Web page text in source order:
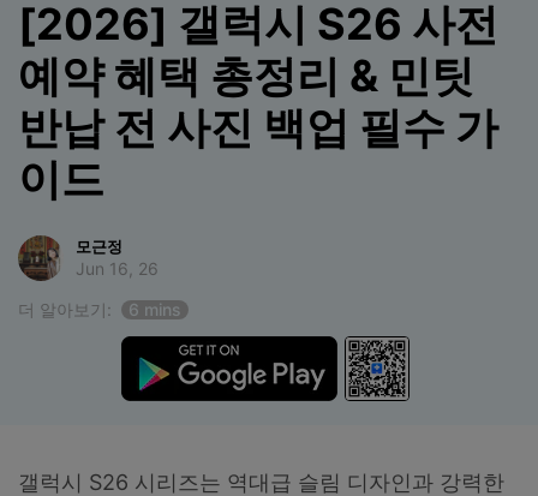
더 보기다운로드 센터
공식 설치 파일 및 최신 버전 업데이트를 제공
합니다.
리소스 허브
사용 가이드
iOS26 다운그레이드
무료 다운로드 로그인
검색하기
[2026] 갤럭시 S26 사전
예약 혜택 총정리 & 민팃
반납 전 사진 백업 필수 가
이드
모근정
Jun 16, 26
더 알아보기:
6 mins
갤럭시 S26 시리즈는 역대급 슬림 디자인과 강력한